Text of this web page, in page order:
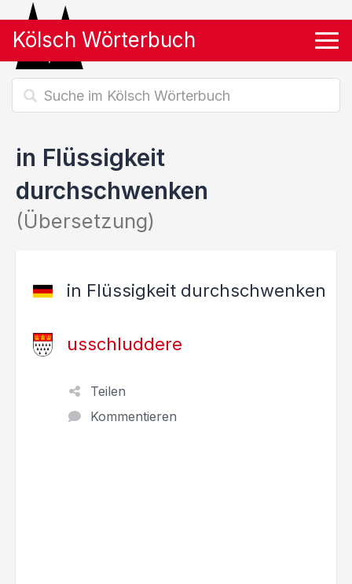
Kölsch Wörterbuch
in Flüssigkeit
durchschwenken
(Übersetzung)
in Flüssigkeit durchschwenken
usschluddere
Teilen
Kommentieren